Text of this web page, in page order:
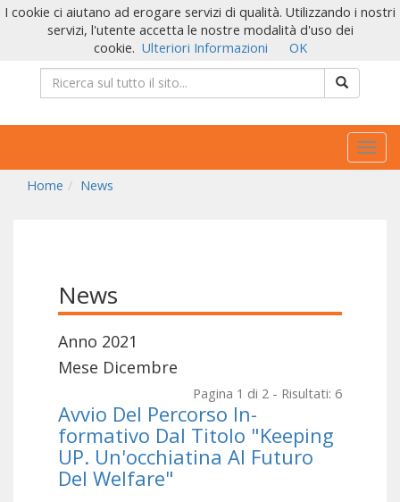
Home
News
News
Anno 2021
Mese Dicembre
Pagina 1 di 2 - Risultati: 6
Avvio Del Percorso In-
formativo Dal Titolo "Keeping
UP. Un'occhiatina Al Futuro
Del Welfare"
I cookie ci aiutano ad erogare servizi di qualità. Utilizzando i nostri
servizi, l'utente accetta le nostre modalità d'uso dei
cookie. Ulteriori Informazioni OK